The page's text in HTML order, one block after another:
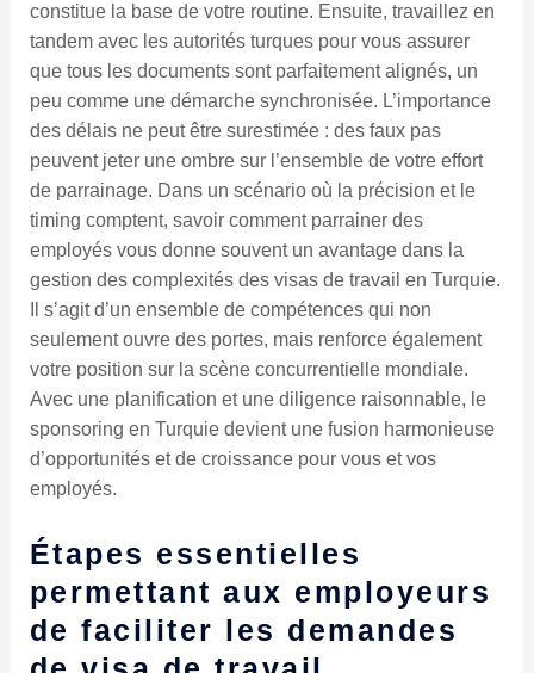
constitue la base de votre routine. Ensuite, travaillez en
tandem avec les autorités turques pour vous assurer
que tous les documents sont parfaitement alignés, un
peu comme une démarche synchronisée. L’importance
des délais ne peut être surestimée : des faux pas
peuvent jeter une ombre sur l’ensemble de votre effort
de parrainage. Dans un scénario où la précision et le
timing comptent, savoir comment parrainer des
employés vous donne souvent un avantage dans la
gestion des complexités des visas de travail en Turquie.
Il s’agit d’un ensemble de compétences qui non
seulement ouvre des portes, mais renforce également
votre position sur la scène concurrentielle mondiale.
Avec une planification et une diligence raisonnable, le
sponsoring en Turquie devient une fusion harmonieuse
d’opportunités et de croissance pour vous et vos
employés.
Étapes essentielles
permettant aux employeurs
de faciliter les demandes